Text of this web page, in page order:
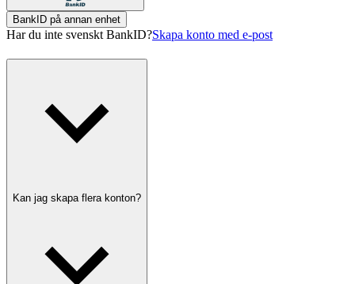
BankID på annan enhet
Har du inte svenskt BankID?Skapa konto med e-post
Kan jag skapa flera konton?